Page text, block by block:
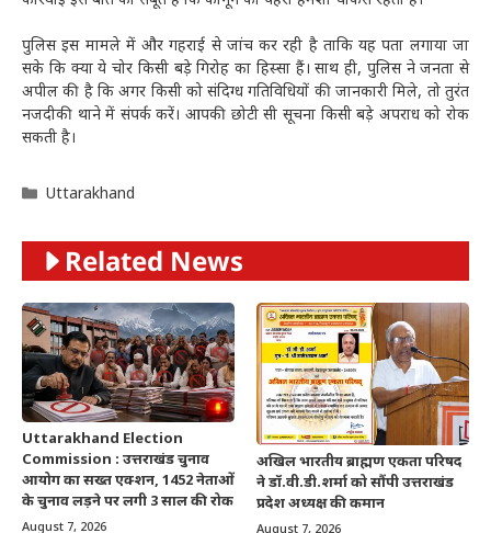
पुलिस इस मामले में और गहराई से जांच कर रही है ताकि यह पता लगाया जा
सके कि क्या ये चोर किसी बड़े गिरोह का हिस्सा हैं। साथ ही, पुलिस ने जनता से
अपील की है कि अगर किसी को संदिग्ध गतिविधियों की जानकारी मिले, तो तुरंत
नजदीकी थाने में संपर्क करें। आपकी छोटी सी सूचना किसी बड़े अपराध को रोक
सकती है।
Categories
Uttarakhand
Related News
Uttarakhand Election
Commission : उत्तराखंड चुनाव
आयोग का सख्त एक्शन, 1452 नेताओं
के चुनाव लड़ने पर लगी 3 साल की रोक
August 7, 2026
अखिल भारतीय ब्राह्मण एकता परिषद
ने डॉ.वी.डी.शर्मा को सौंपी उत्तराखंड
प्रदेश अध्यक्ष की कमान
August 7, 2026